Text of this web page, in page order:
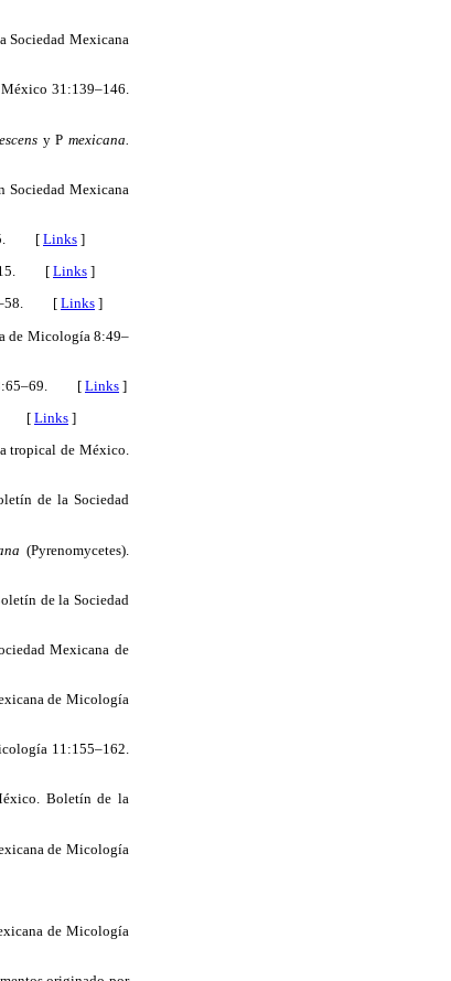
Sociedad Mexicana
31:139–146.
y Pmexicana.
Sociedad Mexicana
[ Links ]
[Links ]
[Links ]
de Micología 8:49–
8:65–69. [Links ]
[ Links ]
tropical de México.
de la Sociedad
(Pyrenomycetes).
de la Sociedad
Mexicana de
de Micología
11:155–162.
Boletín de la
de Micología
de Micología